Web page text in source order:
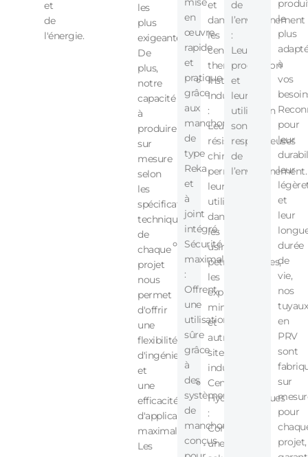
et
de
l'énergie.
les
plus
exigeantes.
De
plus,
notre
capacité
à
produire
sur
mesure
selon
les
spécifications
techniques
de
chaque
projet
nous
permet
d'offrir
une
flexibilité
d'ingénierie
et
une
efficacité
d'application
maximales.
Les
en
œuvre
rapide
et
pratique
grâce
aux
manchons
de
type
Reka
et
à
joint
intégré.
Sécurité
maximale
:
Offrent
une
utilisation
sûre
grâce
à
des
systèmes
de
manchons
conçus
et
dans
les
centrales
thermiques.
Installations
Industrielles
:
Leur
résistance
chimique
permet
leur
utilisation
dans
les
usines
pétrochimiques,
les
exploitations
minières
et
autres
sites
industriels.
Centrales
Hydroélectriques
:
Constituent
une
de
l’environnement
:
Leur
production
et
leur
utilisation
sont
respectueuses
de
l’environnement.
le
plus
adapté
à
vos
pour
leur
leur
et
leur
durée
de
vie,
nos
tuyaux
en
PRV
sont
sur
pour
projet,